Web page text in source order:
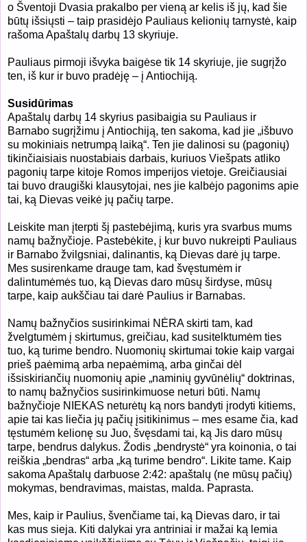
o Šventoji Dvasia prakalbo per vieną ar kelis iš jų, kad šie
būtų išsiųsti – taip prasidėjo Pauliaus kelionių tarnystė, kaip
rašoma Apaštalų darbų 13 skyriuje.
Pauliaus pirmoji išvyka baigėse tik 14 skyriuje, jie sugrįžo
ten, iš kur ir buvo pradėję – į Antiochiją.
Susidūrimas
Apaštalų darbų 14 skyrius pasibaigia su Pauliaus ir
Barnabo sugrįžimu į Antiochiją, ten sakoma, kad jie „išbuvo
su mokiniais netrumpą laiką“. Ten jie dalinosi su (pagonių)
tikinčiaisiais nuostabiais darbais, kuriuos Viešpats atliko
pagonių tarpe kitoje Romos imperijos vietoje. Greičiausiai
tai buvo draugiški klausytojai, nes jie kalbėjo pagonims apie
tai, ką Dievas veikė jų pačių tarpe.
Leiskite man įterpti šį pastebėjimą, kuris yra svarbus mums
namų bažnyčioje. Pastebėkite, į kur buvo nukreipti Pauliaus
ir Barnabo žvilgsniai, dalinantis, ką Dievas darė jų tarpe.
Mes susirenkame drauge tam, kad švęstumėm ir
dalintumėmės tuo, ką Dievas daro mūsų širdyse, mūsų
tarpe, kaip aukščiau tai darė Paulius ir Barnabas.
Namų bažnyčios susirinkimai NĖRA skirti tam, kad
žvelgtumėm į skirtumus, greičiau, kad susitelktumėm ties
tuo, ką turime bendro. Nuomonių skirtumai tokie kaip vargai
prieš paėmimą arba nepaėmimą, arba ginčai dėl
išsiskiriančių nuomonių apie „naminių gyvūnėlių“ doktrinas,
to namų bažnyčios susirinkimuose neturi būti. Namų
bažnyčioje NIEKAS neturėtų ką nors bandyti įrodyti kitiems,
apie tai kas liečia jų pačių įsitikinimus – mes esame čia, kad
tęstumėm kelionę su Juo, švęsdami tai, ką Jis daro mūsų
tarpe, bendrus dalykus. Žodis „bendrystė“ yra koinonia, o tai
reiškia „bendras“ arba „ką turime bendro“. Likite tame. Kaip
sakoma Apaštalų darbuose 2:42: apaštalų (ne mūsų pačių)
mokymas, bendravimas, maistas, malda. Paprasta.
Mes, kaip ir Paulius, švenčiame tai, ką Dievas daro, ir tai
kas mus sieja. Kiti dalykai yra antriniai ir mažai ką lemia